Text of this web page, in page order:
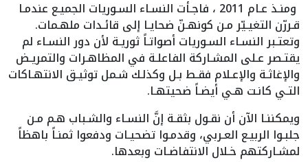
ومنـذ عـام 2011 ، فاجـأت النسـاء السـوريات الجميـع عندمـا
قـررّن التغيـيّر مـن كونهـنّ ضحايـا إلى قائـدات ملهـمات.
وتعتـبر النسـاء السـوريات أصواتـاً ثوريـة لأن دور النسـاء لم
يقتـصر عـلى المشـاركة الفاعلـة في المظاهـرات والتمريـض
والإغاثـة والإعـلام فقـط بـل وكذلـك شـمل توثيـق الانتهـاكات
التـي كانـت هـي أيضـاً ضحيتهـا.
ويمكننـا الآن أن نقـول بثقـة إنَّ النسـاء والشـباب هـم مـن
جلبـوا الربيـع العـربي، وقدمـوا تضحيـات ودفعوا ثمنـاً باهظاً
لمشـاركتهم خـلال الانتفاضـات وبعدها.